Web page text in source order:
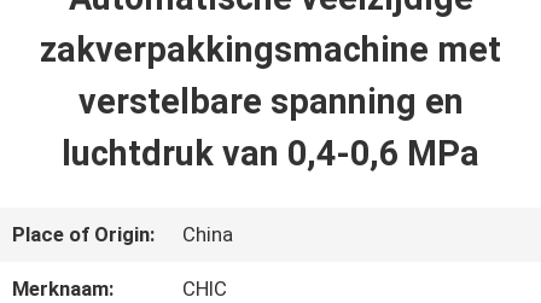
PRODUCTEN
OVER
ONS
zakverpakkingsmachine met
verstelbare spanning en
luchtdruk van 0,4-0,6 MPa
Place of Origin: China
Merknaam: CHIC